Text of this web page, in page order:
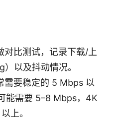
对比测试，记录下载/上
以及抖动情况。
需要稳定的 5 Mbps 以
能需要 5–8 Mbps，4K
上。